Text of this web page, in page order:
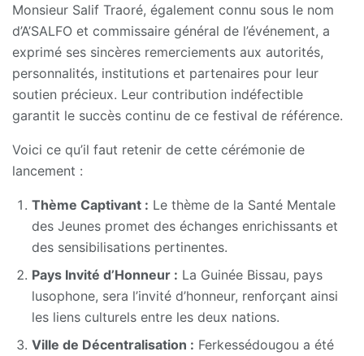
Monsieur Salif Traoré, également connu sous le nom
d’A’SALFO et commissaire général de l’événement, a
exprimé ses sincères remerciements aux autorités,
personnalités, institutions et partenaires pour leur
soutien précieux. Leur contribution indéfectible
garantit le succès continu de ce festival de référence.
Voici ce qu’il faut retenir de cette cérémonie de
lancement :
Thème Captivant : Le thème de la Santé Mentale
des Jeunes promet des échanges enrichissants et
des sensibilisations pertinentes.
Pays Invité d’Honneur : La Guinée Bissau, pays
lusophone, sera l’invité d’honneur, renforçant ainsi
les liens culturels entre les deux nations.
Ville de Décentralisation : Ferkessédougou a été